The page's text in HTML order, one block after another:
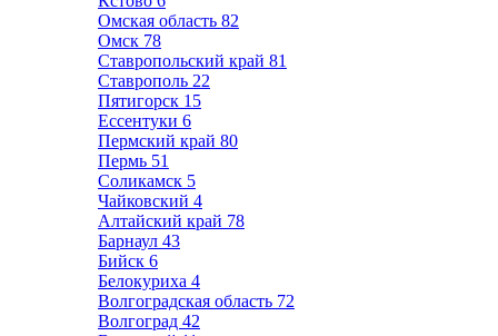
Омская область 82
Омск 78
Ставропольский край 81
Ставрополь 22
Пятигорск 15
Ессентуки 6
Пермский край 80
Пермь 51
Соликамск 5
Чайковский 4
Алтайский край 78
Барнаул 43
Бийск 6
Белокуриха 4
Волгоградская область 72
Волгоград 42